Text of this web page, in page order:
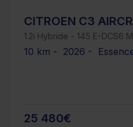
CITROEN C3
1.2i Hybride - 145 E-DCS6
10 km - 2026 -
25 480€